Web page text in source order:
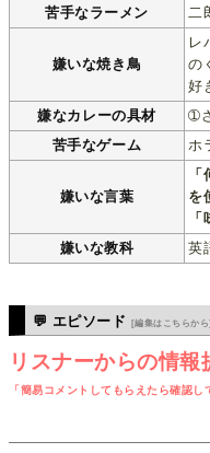
苦手なラーメン
二
嫌いな焼き鳥
レ
の
好
嫌なカレーの具材
➀
苦手なゲーム
ホ
嫌いな言葉
を
嫌いな教科
英
💬 エピソード [編集はこちらから]
リスナーからの情
「簡易コメントしてもらえたら確認